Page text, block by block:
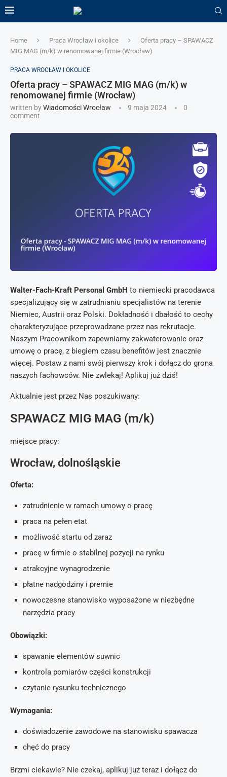
Home Praca Wrocław i okolice
Oferta pracy – SPAWACZ
MIG MAG (m/k) w renomowanej firmie (Wrocław)
PRACA WROCŁAW I OKOLICE
Oferta pracy – SPAWACZ MIG MAG (m/k) w
renomowanej firmie (Wrocław)
written byWiadomości Wrocław 9 maja 2024
0
comment
Walter-Fach-Kraft Personal GmbH to niemiecki pracodawca
specjalizujący się w zatrudnianiu specjalistów na terenie
Niemiec, Austrii oraz Polski. Dokładność i dbałość to cechy
charakteryzujące przeprowadzane przez nas rekrutacje.
Naszym Pracownikom zapewniamy zakwaterowanie oraz
umowę o pracę, z biegiem czasu benefitów jest znacznie
więcej. Postaw z nami swój pierwszy krok i dołącz do grona
naszych fachowców. Nie zwlekaj! Aplikuj już dziś!
Aktualnie jest przez Nas poszukiwany:
SPAWACZ MIG MAG (m/k)
miejsce pracy:
Wrocław, dolnośląskie
Oferta:
zatrudnienie w ramach umowy o pracę
praca na pełen etat
możliwość startu od zaraz
pracę w firmie o stabilnej pozycji na rynku
atrakcyjne wynagrodzenie
płatne nadgodziny i premie
nowoczesne stanowisko wyposażone w niezbędne
narzędzia pracy
Obowiązki:
spawanie elementów suwnic
kontrola pomiarów części konstrukcji
czytanie rysunku technicznego
Wymagania:
doświadczenie zawodowe na stanowisku spawacza
chęć do pracy
Brzmi ciekawie? Nie czekaj, aplikuj już teraz i dołącz do